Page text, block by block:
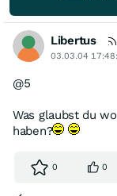
Libertus
03.03.04
@5
Was glaubst du
haben?
0 0